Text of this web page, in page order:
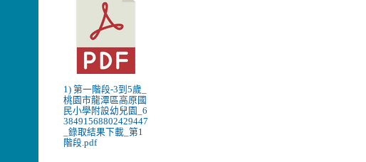
1) 第一階段-3到5歲_
桃園市龍潭區高原國
民小學附設幼兒園_6
38491568802429447
_錄取結果下載_第1
階段.pdf